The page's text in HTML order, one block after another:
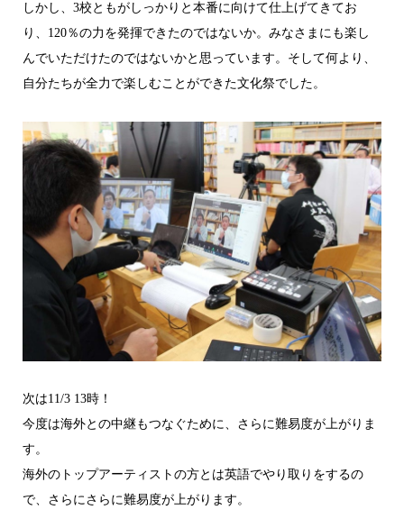
しかし、3校ともがしっかりと本番に向けて仕上げてきてお
り、120％の力を発揮できたのではないか。みなさまにも楽し
んでいただけたのではないかと思っています。そして何より、
自分たちが全力で楽しむことができた文化祭でした。
次は11/3 13時！
今度は海外との中継もつなぐために、さらに難易度が上がりま
す。
海外のトップアーティストの方とは英語でやり取りをするの
で、さらにさらに難易度が上がります。